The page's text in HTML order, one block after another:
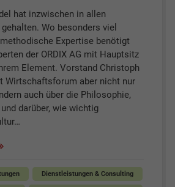
hat inzwischen in allen
Wo besonders viel
Expertise benötigt
der ORDIX AG mit Hauptsitz
Element. Vorstand Christoph
Wirtschaftsforum aber nicht nur
auch über die Philosophie,
darüber, wie wichtig
Dienstleistungen & Consulting